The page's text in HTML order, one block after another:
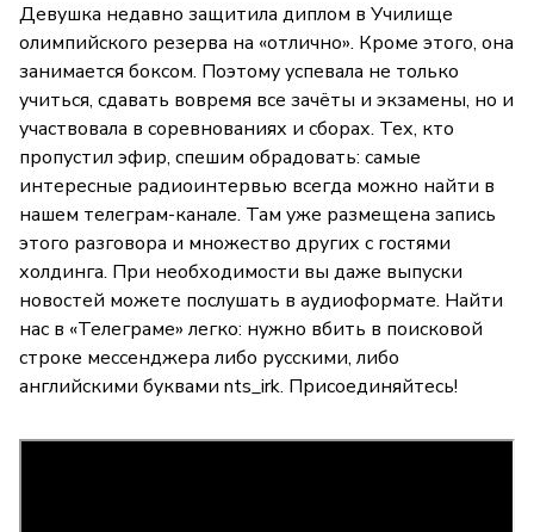
Девушка недавно защитила диплом в Училище
олимпийского резерва на «отлично». Кроме этого, она
занимается боксом. Поэтому успевала не только
учиться, сдавать вовремя все зачёты и экзамены, но и
участвовала в соревнованиях и сборах. Тех, кто
пропустил эфир, спешим обрадовать: самые
интересные радиоинтервью всегда можно найти в
нашем телеграм-канале. Там уже размещена запись
этого разговора и множество других с гостями
холдинга. При необходимости вы даже выпуски
новостей можете послушать в аудиоформате. Найти
нас в «Телеграме» легко: нужно вбить в поисковой
строке мессенджера либо русскими, либо
английскими буквами nts_irk. Присоединяйтесь!